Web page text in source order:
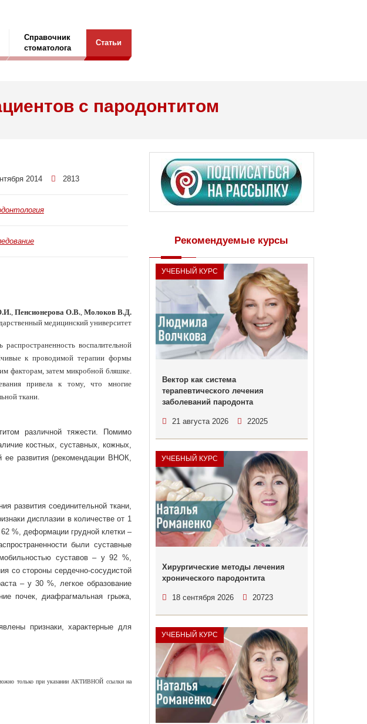
Справочник
стоматолога
Статьи
с пародонтитом
2014 2813
, Пенсионерова О.В., Молоков В.Д.
медицинский университет
воспалительной
к проводимой терапии формы
факторам, затем микробной бляшке.
привела к тому, что многие
ткани.
различной тяжести. Помимо
костных, суставных, кожных,
ее развития (рекомендации ВНОК,
развития соединительной ткани,
дисплазии в количестве от 1
%, деформации грудной клетки –
были суставные
суставов – у 92 %,
со стороны сердечно-сосудистой
– у 30 %, легкое образование
почек, диафрагмальная грыжа,
признаки, характерные для
только при указании АКТИВНОЙ ссылки на
Рекомендуемые курсы
УЧЕБНЫЙ КУРС
Вектор как система
терапевтического лечения
заболеваний пародонта
21 августа 2026 22025
УЧЕБНЫЙ КУРС
Хирургические методы лечения
хронического пародонтита
18 сентября 2026 20723
УЧЕБНЫЙ КУРС